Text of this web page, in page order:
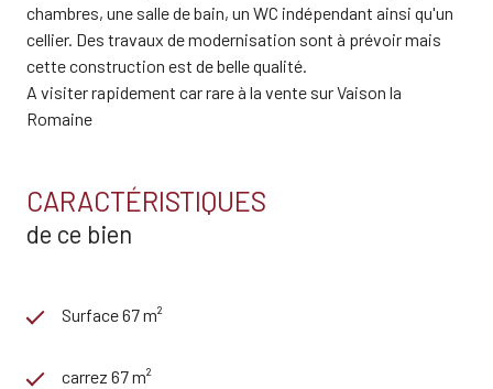
chambres, une salle de bain, un WC indépendant ainsi qu'un
cellier. Des travaux de modernisation sont à prévoir mais
cette construction est de belle qualité.
A visiter rapidement car rare à la vente sur Vaison la
Romaine
CARACTÉRISTIQUES
de ce bien
Surface 67 m²
carrez 67 m²